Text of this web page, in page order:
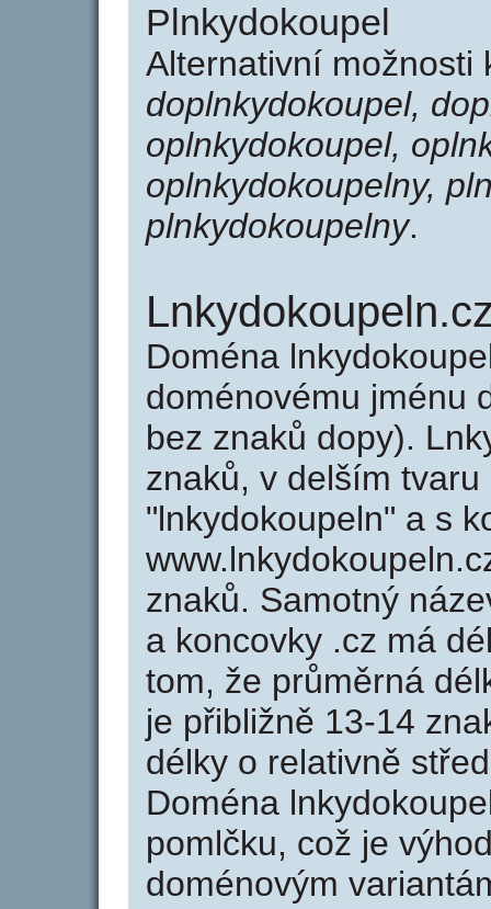
Plnkydokoupel
Alternativní možnosti
doplnkydokoupel,
oplnkydokoupel,
oplnkydokoupelny,
plnkydokoupelny.
Doména
doménovému jménu
bez znaků dopy).
znaků, v delším tvaru
"lnkydokoupeln" a s
znaků. Samotný
a koncovky .cz má
tom, že průměrná
je přibližně 13-14
délky o relativně
Doména
pomlčku, což je
doménovým